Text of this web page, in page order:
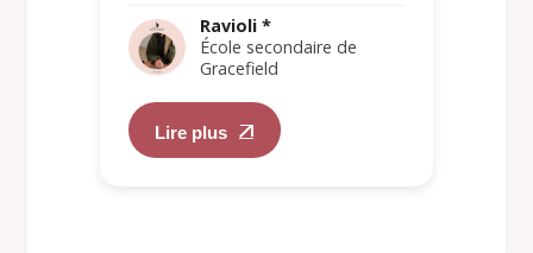
Ravioli *
École secondaire de
Gracefield
Lire plus